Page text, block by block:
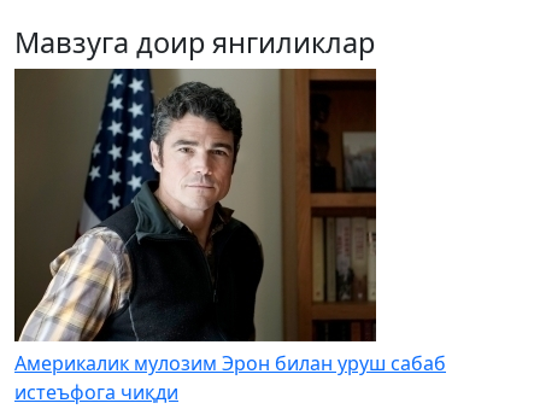
Мавзуга доир янгиликлар
Америкалик мулозим Эрон билан уруш сабаб
истеъфога чиқди